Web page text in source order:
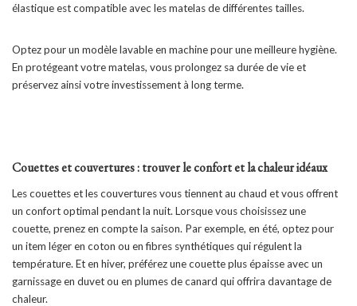
élastique est compatible avec les matelas de différentes tailles.
Optez pour un modèle lavable en machine pour une meilleure hygiène.
En protégeant votre matelas, vous prolongez sa durée de vie et
préservez ainsi votre investissement à long terme.
Couettes et couvertures : trouver le confort et la chaleur idéaux
Les couettes et les couvertures vous tiennent au chaud et vous offrent
un confort optimal pendant la nuit. Lorsque vous choisissez une
couette, prenez en compte la saison. Par exemple, en été, optez pour
un item léger en coton ou en fibres synthétiques qui régulent la
température. Et en hiver, préférez une couette plus épaisse avec un
garnissage en duvet ou en plumes de canard qui offrira davantage de
chaleur.